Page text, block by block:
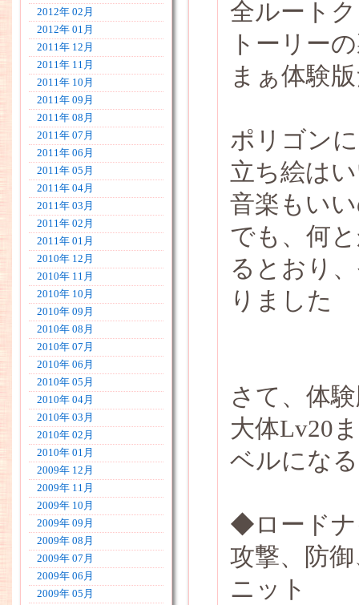
2012年 02月
2012年 01月
2011年 12月
2011年 11月
2011年 10月
2011年 09月
2011年 08月
2011年 07月
2011年 06月
2011年 05月
2011年 04月
2011年 03月
2011年 02月
2011年 01月
2010年 12月
2010年 11月
2010年 10月
2010年 09月
2010年 08月
2010年 07月
2010年 06月
2010年 05月
2010年 04月
2010年 03月
2010年 02月
2010年 01月
2009年 12月
2009年 11月
2009年 10月
2009年 09月
2009年 08月
2009年 07月
2009年 06月
2009年 05月
全ルート
トーリー
まぁ体験
ポリゴン
立ち絵は
音楽もい
でも、何
るとおり
りました
さて、体
大体Lv20
ベルにな
◆ロード
攻撃、防
ニット